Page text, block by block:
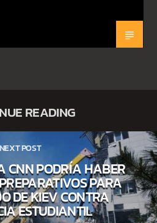
READING
NEXT POST
CNN PODRÍA HABER
PARA
DE KIEV CONTRA
ESTUDIANTIL